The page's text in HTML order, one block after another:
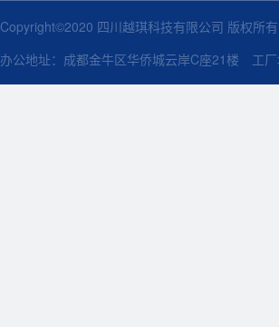
Copyright©2020 四川越琪科技有限公司 版权所
办公地址：成都金牛区华侨城云岸C座21楼 工